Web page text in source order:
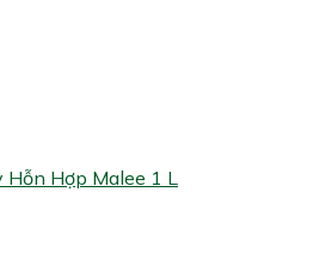
Hỗn Hợp Malee 1 L